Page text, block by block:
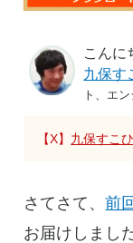
こんに
九保す
ト、エン
【X】 九保すこ
さてさて、前
お届けしまし